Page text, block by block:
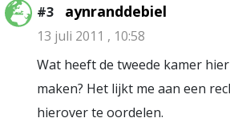
#3 aynranddebiel
13 juli 2011 , 10:58
Wat heeft de tweede kamer
maken? Het lijkt me aan een
hierover te oordelen.